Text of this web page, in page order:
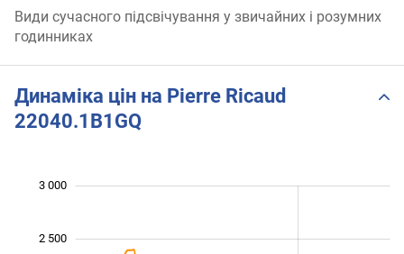
Види сучасного підсвічування у звичайних і розумних
годинниках
Динаміка цін на Pierre Ricaud
22040.1B1GQ
3 000
2 500